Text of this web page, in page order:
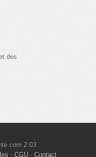
des
2.03
- CGU- Contact